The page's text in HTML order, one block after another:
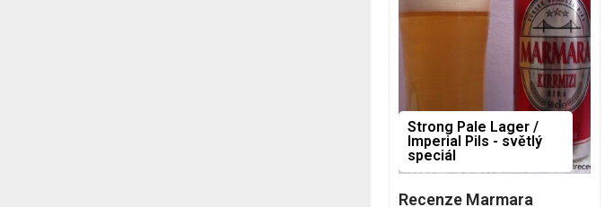
Strong Pale Lager /
Imperial Pils - světlý
speciál
Recenze Marmara